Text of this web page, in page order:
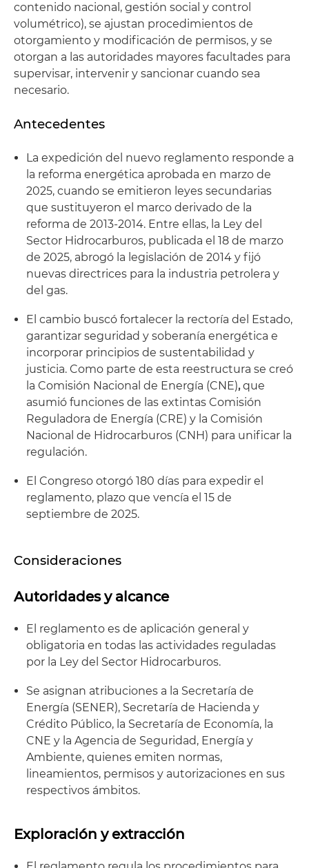
contenido nacional, gestión social y control
volumétrico), se ajustan procedimientos de
otorgamiento y modificación de permisos, y se
otorgan a las autoridades mayores facultades para
supervisar, intervenir y sancionar cuando sea
necesario.
Antecedentes
La expedición del nuevo reglamento responde a
la reforma energética aprobada en marzo de
2025, cuando se emitieron leyes secundarias
que sustituyeron el marco derivado de la
reforma de 2013-2014. Entre ellas, la Ley del
Sector Hidrocarburos, publicada el 18 de marzo
de 2025, abrogó la legislación de 2014 y fijó
nuevas directrices para la industria petrolera y
del gas.
El cambio buscó fortalecer la rectoría del Estado,
garantizar seguridad y soberanía energética e
incorporar principios de sustentabilidad y
justicia. Como parte de esta reestructura se creó
la Comisión Nacional de Energía (CNE),que
asumió funciones de las extintas Comisión
Reguladora de Energía (CRE) y la Comisión
Nacional de Hidrocarburos (CNH) para unificar la
regulación.
El Congreso otorgó 180 días para expedir el
reglamento, plazo que vencía el 15 de
septiembre de 2025.
Consideraciones
Autoridades y alcance
El reglamento es de aplicación general y
obligatoria en todas las actividades reguladas
por la Ley del Sector Hidrocarburos.
Se asignan atribuciones a la Secretaría de
Energía (SENER), Secretaría de Hacienda y
Crédito Público, la Secretaría de Economía, la
CNE y la Agencia de Seguridad, Energía y
Ambiente, quienes emiten normas,
lineamientos, permisos y autorizaciones en sus
respectivos ámbitos.
Exploración y extracción